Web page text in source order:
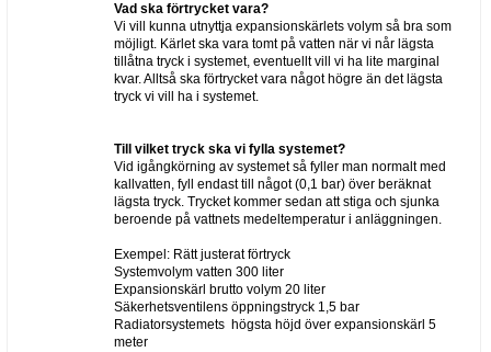
Vad ska förtrycket vara?
Vi vill kunna utnyttja expansionskärlets volym så bra som
möjligt. Kärlet ska vara tomt på vatten när vi når lägsta
tillåtna tryck i systemet, eventuellt vill vi ha lite marginal
kvar. Alltså ska förtrycket vara något högre än det lägsta
tryck vi vill ha i systemet.
Till vilket tryck ska vi fylla systemet?
Vid igångkörning av systemet så fyller man normalt med
kallvatten, fyll endast till något (0,1 bar) över beräknat
lägsta tryck. Trycket kommer sedan att stiga och sjunka
beroende på vattnets medeltemperatur i anläggningen.
Exempel: Rätt justerat förtryck
Systemvolym vatten 300 liter
Expansionskärl brutto volym 20 liter
Säkerhetsventilens öppningstryck 1,5 bar
Radiatorsystemets högsta höjd över expansionskärl 5
meter